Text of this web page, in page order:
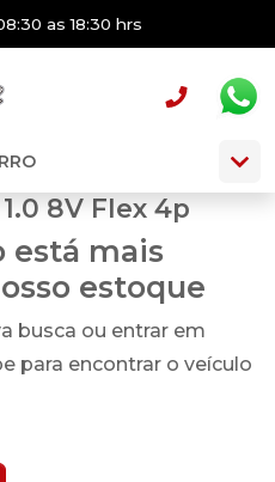
as 18:30 hrs
8V Flex 4p
está mais
estoque
busca ou entrar em
para encontrar o veículo